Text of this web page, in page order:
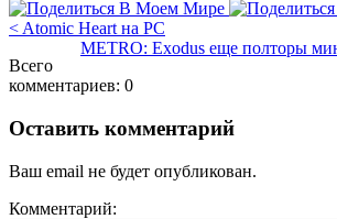
< Atomic Heart на PC
METRO: Exodus еще полторы
Всего
комментариев: 0
Оставить комментарий
Ваш email не будет опубликован.
Комментарий: